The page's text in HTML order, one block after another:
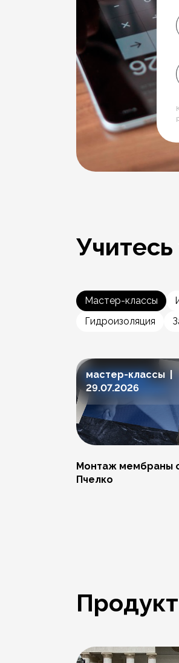
Мастер-классы
Гидроизоляция
мастер-классы |
29.07.2026
Монтаж мембраны
Пчелко